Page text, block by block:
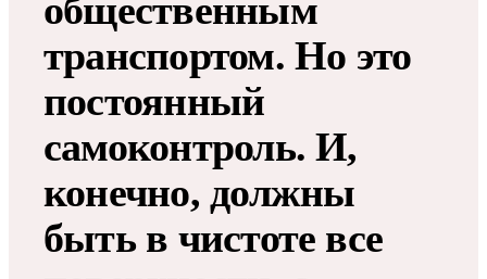
общественным
транспортом. Но это
постоянный
самоконтроль. И,
конечно, должны
быть в чистоте все